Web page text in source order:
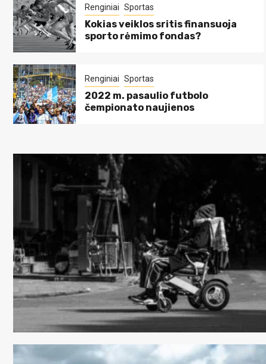
Renginiai Sportas
Kokias veiklos sritis finansuoja
sporto rėmimo fondas?
Renginiai Sportas
2022 m. pasaulio futbolo
čempionato naujienos